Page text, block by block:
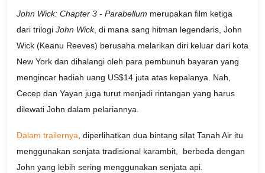
John Wick: Chapter 3 - Parabellum merupakan film ketiga
dari trilogi John Wick, di mana sang hitman legendaris, John
Wick (Keanu Reeves) berusaha melarikan diri keluar dari kota
New York dan dihalangi oleh para pembunuh bayaran yang
mengincar hadiah uang US$14 juta atas kepalanya. Nah,
Cecep dan Yayan juga turut menjadi rintangan yang harus
dilewati John dalam pelariannya.
Dalam trailernya, diperlihatkan dua bintang silat Tanah Air itu
menggunakan senjata tradisional karambit, berbeda dengan
John yang lebih sering menggunakan senjata api.